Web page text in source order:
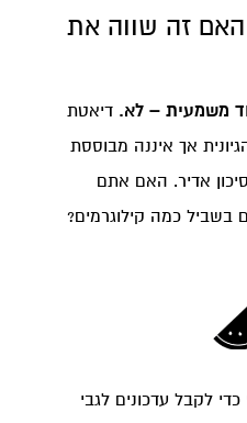
זה שווה את
משמעית – לא. דיאטת
אך איננה מבוססת
אדיר. האם אתם
כמה קילוגרמים?
לקבל עדכונים לגבי